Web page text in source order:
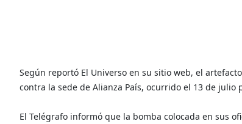
Según reportó El Universo en su sitio web, el
contra la sede de Alianza País, ocurrido el 13 de julio
El Telégrafo informó que la bomba colocada en sus